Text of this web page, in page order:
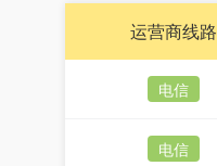
运营商线路
电信
电信